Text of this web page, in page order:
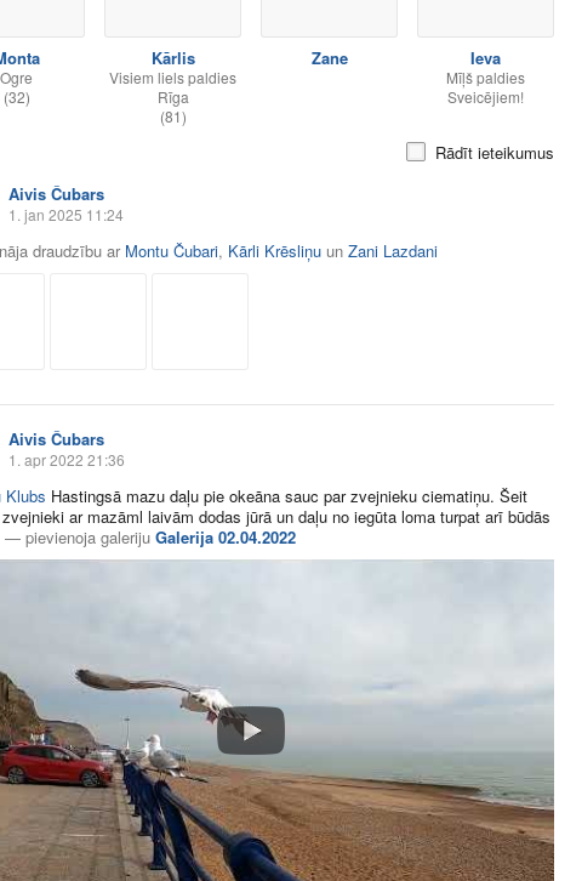
Ogre
(32)
Kārlis
Visiem liels paldies
Rīga
(81)
Zane Ieva
Mīļš paldies
Sveicējiem!
Rādīt ieteikumus
Aivis Čubars
1. jan 2025 11:24
draudzību ar Montu Čubari, Kārli Krēsliņu un Zani Lazdani
Aivis Čubars
1. apr 2022 21:36
Klubs Hastingsā mazu daļu pie okeāna sauc par zvejnieku ciematiņu. Šeit
ar mazāml laivām dodas jūrā un daļu no iegūta loma turpat arī būdās
— pievienoja galeriju Galerija 02.04.2022